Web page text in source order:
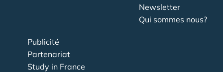
Newsletter
Qui sommes nous?
Publicité
Partenariat
Study in France